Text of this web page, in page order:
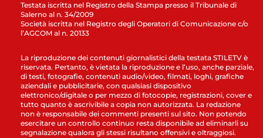
Testata iscritta nel Registro della Stampa presso il Tribunale di
Salerno al n. 34/2009
Società iscritta nel Registro degli Operatori di Comunicazione c/o
l’AGCOM al n. 20133
La riproduzione dei contenuti giornalistici della testata STILETV è
riservata. Pertanto, è vietata la riproduzione e l’uso, anche parziale,
di testi, fotografie, contenuti audio/video, filmati, loghi, grafiche
aziendali e pubblicitarie, con qualsiasi dispositivo
elettronico/digitale o per mezzo di fotocopie, registrazioni, cover e
tutto quanto è ascrivibile a copia non autorizzata. La redazione
non è responsabile dei commenti presenti sul sito. Non potendo
esercitare un controllo continuo resta disponibile ad eliminarli su
segnalazione qualora gli stessi risultano offensivi e oltraggiosi.